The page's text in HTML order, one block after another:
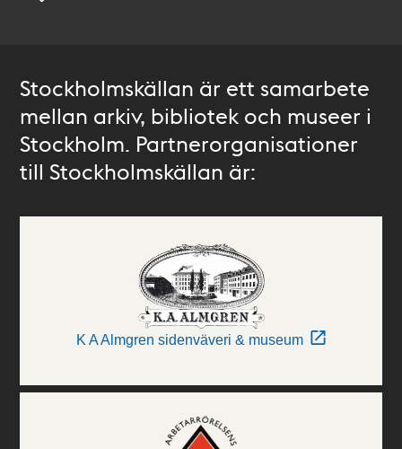
Stockholmskällan är ett samarbete
mellan arkiv, bibliotek och museer i
Stockholm. Partnerorganisationer
till Stockholmskällan är:
K A Almgren sidenväveri & museum